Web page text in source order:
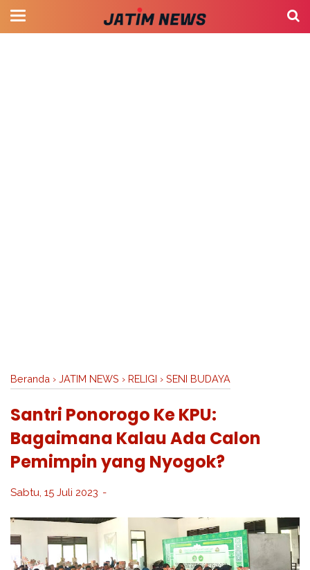
Beranda › JATIM NEWS › RELIGI › SENI BUDAYA
Santri Ponorogo Ke KPU:
Bagaimana Kalau Ada Calon
Pemimpin yang Nyogok?
Sabtu, 15 Juli 2023